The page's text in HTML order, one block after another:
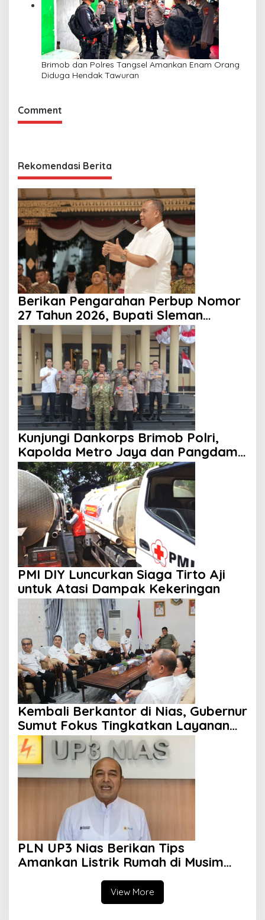
Brimob dan Polres Tangsel Amankan Enam Orang
Diduga Hendak Tawuran
Comment
Rekomendasi Berita
Berikan Pengarahan Perbup Nomor
27 Tahun 2026, Bupati Sleman
Tekankan Profesionalisme dan
Pelayanan Masyarakat
Kunjungi Dankorps Brimob Polri,
Kapolda Metro Jaya dan Pangdam
Jaya Perkuat Soliditas TNI-Polri
PMI DIY Luncurkan Siaga Tirto Aji
untuk Atasi Dampak Kekeringan
Kembali Berkantor di Nias, Gubernur
Sumut Fokus Tingkatkan Layanan
Kesehatan
PLN UP3 Nias Berikan Tips
Amankan Listrik Rumah di Musim
View More